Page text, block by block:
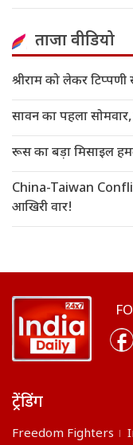
ताजा वीडियो
श्रीराम को लेकर
सावन का पहला
रूस का बड़ा मिसाइल
China-Taiwan
आखिरी वार!
ट्रेंडिंग
Freedom Fighters